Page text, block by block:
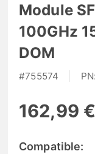
Module
100GHz
DOM
#755574 PN:
162,99 €
Compatible: